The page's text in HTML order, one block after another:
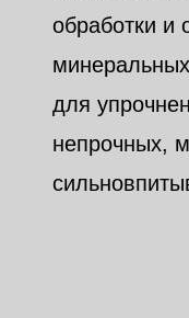
обработки и
для
непрочных,